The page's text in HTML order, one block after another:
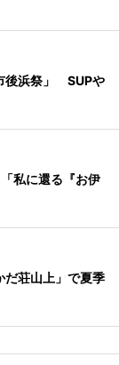
後浜祭」 SUPや
私に還る『お伊
だ荘山上」で夏季